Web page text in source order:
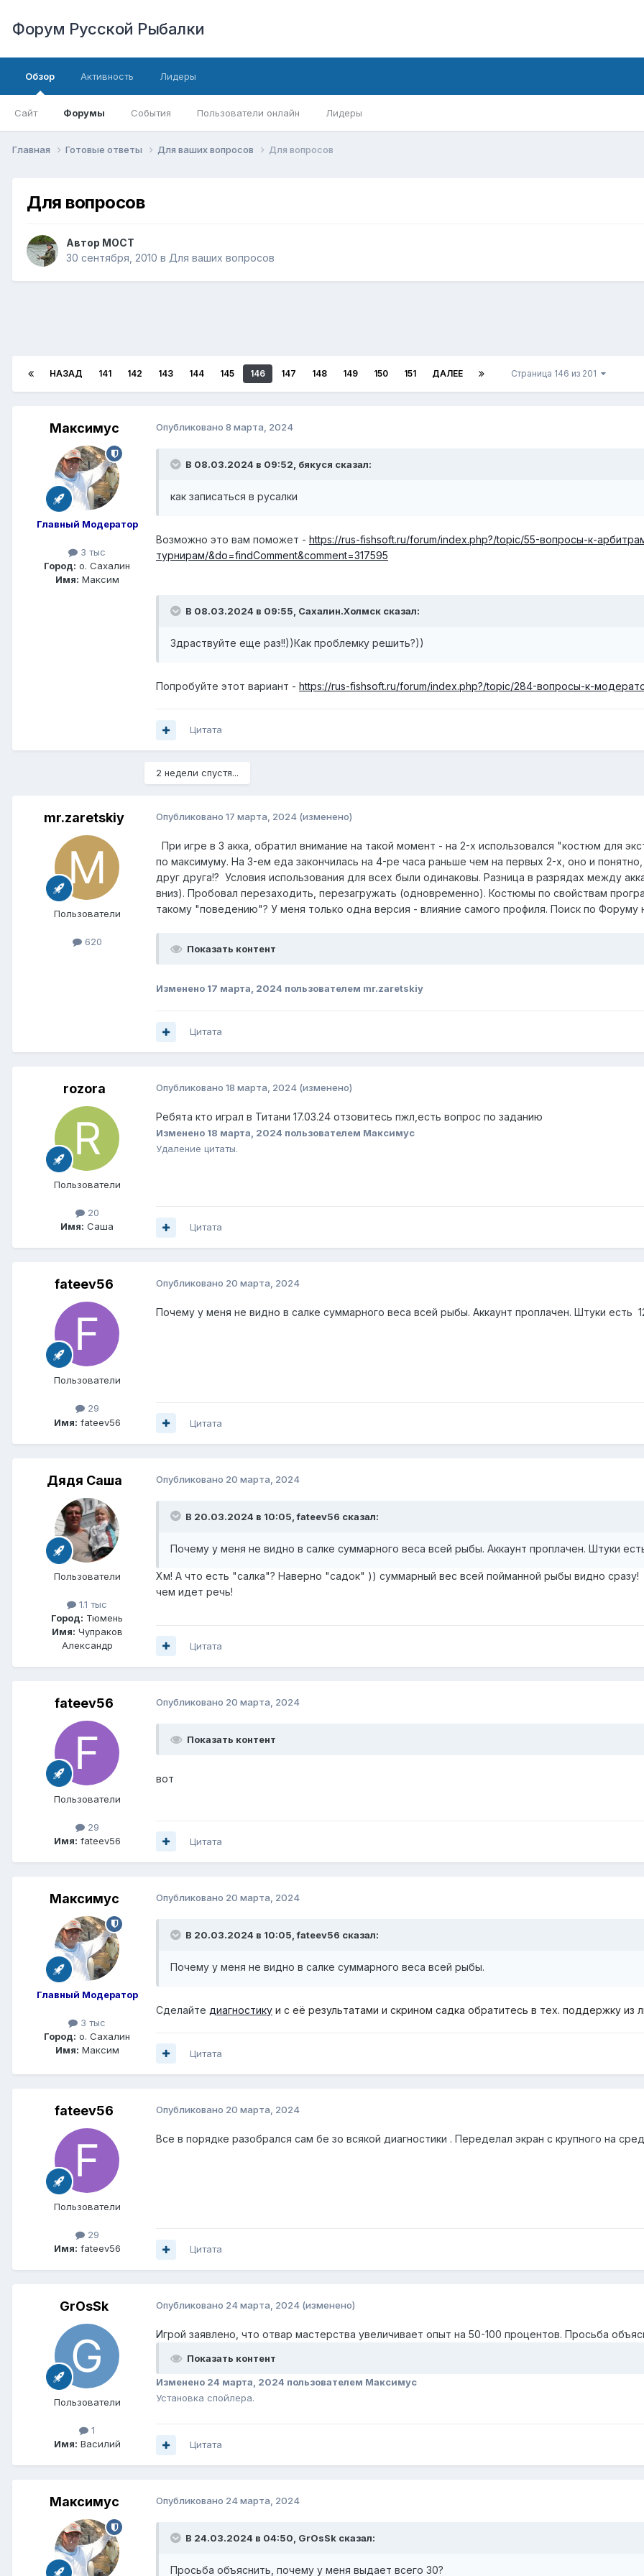
Форум Русской Рыбалки
Обзор
Сайт Форумы События Пользователи онлайн Лидеры
Активность Лидеры
Главная Готовые ответы Для ваших вопросов Для вопросов
Для вопросов
Автор MOCT
30 сентября, 2010 в Для ваших вопросов
НАЗАД 141 142 143 144 145 146 147 148 149 150 151 ДАЛЕЕ Страница 146 из 201
Максимус
Главный Модератор
3 тыс
Город: о. Сахалин
Имя: Максим
Опубликовано 8 марта, 2024
В 08.03.2024 в 09:52, бякуся сказал:
как записаться в русалки
Возможно это вам поможет - https://rus-fishsoft.ru/forum/index.php?/topic/55-вопросы-к-
турнирам/&do=findComment&comment=317595
В 08.03.2024 в 09:55, Сахалин.Холмск сказал:
Здраствуйте еще раз!!))Как проблемку решить?))
Попробуйте этот вариант - https://rus-fishsoft.ru/forum/index.php?/topic/284-вопросы-к-
Цитата
2 недели спустя...
mr.zaretskiy
Пользователи
620
Опубликовано 17 марта, 2024 (изменено)
При игре в 3 акка, обратил внимание на такой момент - на 2-х использовался "костюм для
по максимуму. На 3-ем еда закончилась на 4-ре часа раньше чем на первых 2-х, оно и
друг друга!? Условия использования для всех были одинаковы. Разница в разрядах между
вниз). Пробовал перезаходить, перезагружать (одновременно). Костюмы по свойствам
такому "поведению"? У меня только одна версия - влияние самого профиля. Поиск по Форуму
Показать контент
Изменено 17 марта, 2024 пользователем mr.zaretskiy
Цитата
rozora
Пользователи
20
Имя: Cаша
Опубликовано 18 марта, 2024 (изменено)
Ребята кто играл в Титани 17.03.24 отзовитесь пжл,есть вопрос по заданию
Изменено 18 марта, 2024 пользователем Максимус
Удаление цитаты.
Цитата
fateev56
Пользователи
29
Имя: fateev56
Опубликовано 20 марта, 2024
Почему у меня не видно в салке суммарного веса всей рыбы. Аккаунт проплачен. Штуки есть
Цитата
Дядя Саша
Пользователи
1.1 тыс
Город: Тюмень
Имя: Чупраков
Александр
Опубликовано 20 марта, 2024
В 20.03.2024 в 10:05,fateev56 сказал:
Почему у меня не видно в салке суммарного веса всей рыбы. Аккаунт проплачен. Штуки
Хм! А что есть "салка"? Наверно "садок" )) суммарный вес всей пойманной рыбы видно
чем идет речь!
Цитата
fateev56
Пользователи
29
Имя: fateev56
Опубликовано 20 марта, 2024
Показать контент
вот
Цитата
Максимус
Главный Модератор
3 тыс
Город: о. Сахалин
Имя: Максим
Опубликовано 20 марта, 2024
В 20.03.2024 в 10:05,fateev56 сказал:
Почему у меня не видно в салке суммарного веса всей рыбы.
Сделайте диагностику и с её результатами и скрином садка обратитесь в тех. поддержку из
Цитата
fateev56
Пользователи
29
Имя: fateev56
Опубликовано 20 марта, 2024
Все в порядке разобрался сам бе зо всякой диагностики . Переделал экран с крупного
Цитата
GrOsSk
Пользователи
1
Имя: Василий
Опубликовано 24 марта, 2024 (изменено)
Игрой заявлено, что отвар мастерства увеличивает опыт на 50-100 процентов. Просьба
Показать контент
Изменено 24 марта, 2024 пользователем Максимус
Установка спойлера.
Цитата
Максимус Опубликовано 24 марта, 2024
В 24.03.2024 в 04:50, GrOsSk сказал:
Просьба объяснить, почему у меня выдает всего 30?